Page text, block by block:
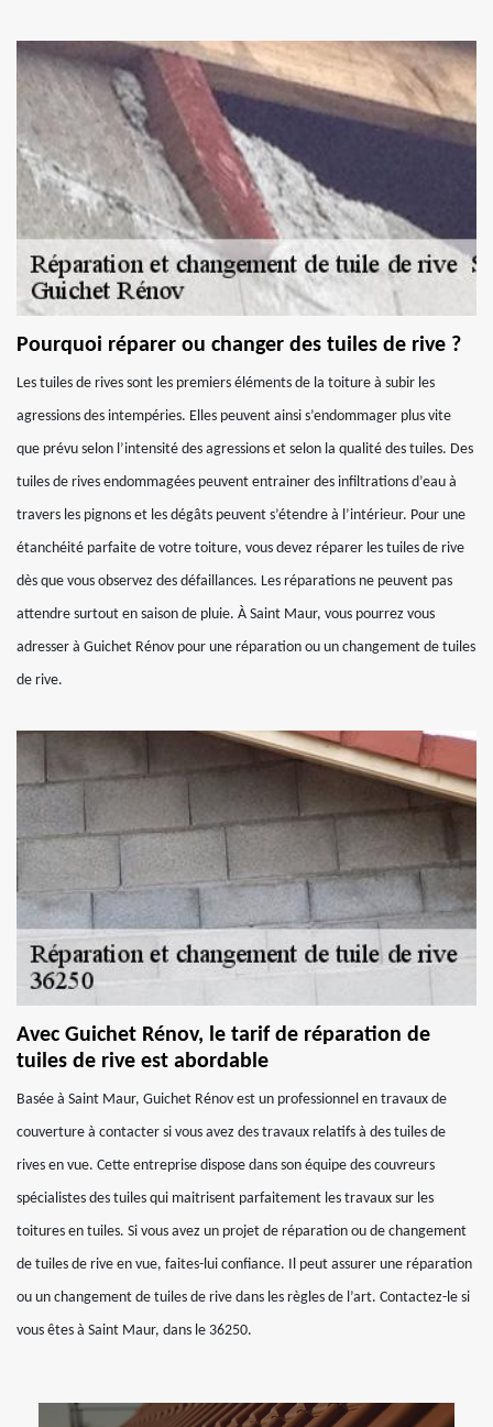
Pourquoi réparer ou changer des tuiles de rive ?
Les tuiles de rives sont les premiers éléments de la toiture à subir les
agressions des intempéries. Elles peuvent ainsi s’endommager plus vite
que prévu selon l’intensité des agressions et selon la qualité des tuiles. Des
tuiles de rives endommagées peuvent entrainer des infiltrations d’eau à
travers les pignons et les dégâts peuvent s’étendre à l’intérieur. Pour une
étanchéité parfaite de votre toiture, vous devez réparer les tuiles de rive
dès que vous observez des défaillances. Les réparations ne peuvent pas
attendre surtout en saison de pluie. À Saint Maur, vous pourrez vous
adresser à Guichet Rénov pour une réparation ou un changement de tuiles
de rive.
Avec Guichet Rénov, le tarif de réparation de
tuiles de rive est abordable
Basée à Saint Maur, Guichet Rénov est un professionnel en travaux de
couverture à contacter si vous avez des travaux relatifs à des tuiles de
rives en vue. Cette entreprise dispose dans son équipe des couvreurs
spécialistes des tuiles qui maitrisent parfaitement les travaux sur les
toitures en tuiles. Si vous avez un projet de réparation ou de changement
de tuiles de rive en vue, faites-lui confiance. Il peut assurer une réparation
ou un changement de tuiles de rive dans les règles de l’art. Contactez-le si
vous êtes à Saint Maur, dans le 36250.